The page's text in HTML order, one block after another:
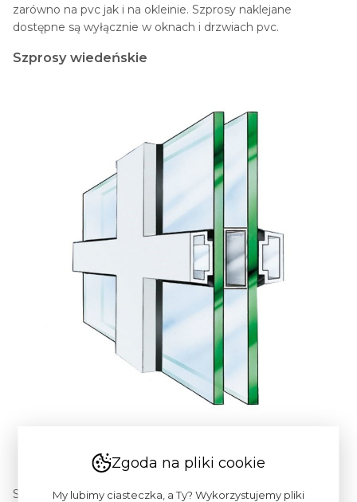
zarówno na pvc jak i na okleinie. Szprosy naklejane
dostępne są wyłącznie w oknach i drzwiach pvc.
Szprosy wiedeńskie
Szprosy wiedeńskie stanowią niejako połączenie szprosu
Zgoda na pliki cookie
My lubimy ciasteczka, a Ty? Wykorzystujemy pliki